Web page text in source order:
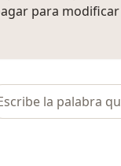
para
en opiniones